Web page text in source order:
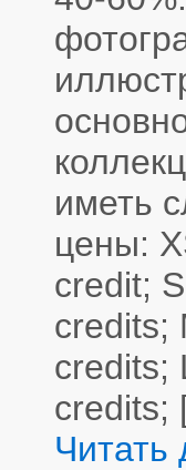
иметь
цены:
credit;
credits;
credits;